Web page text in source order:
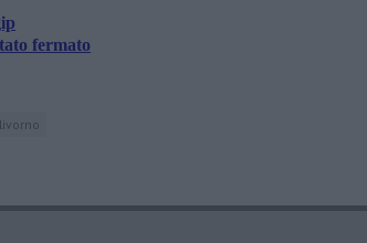
fermato
livorno